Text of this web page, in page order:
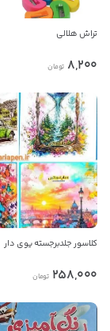
تراش هلالی
8,200 تومان
کلاسور جلدبرجسته یوی دار
258,000 تومان